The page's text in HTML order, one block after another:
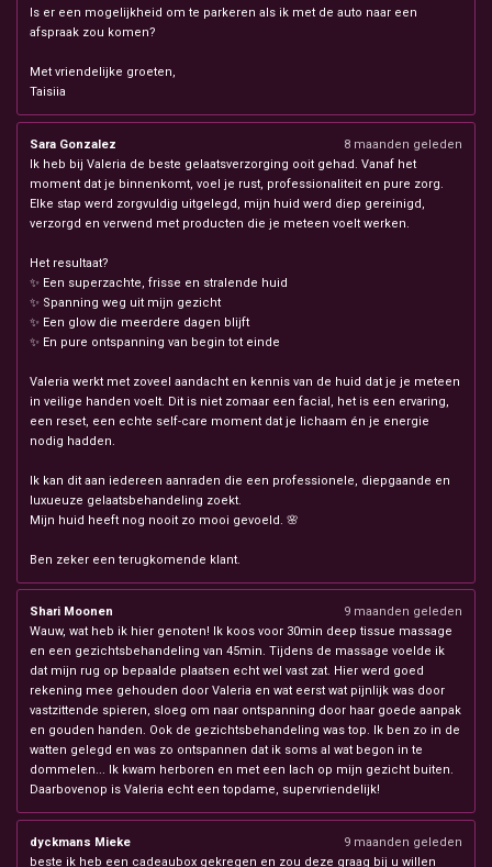
Is er een mogelijkheid om te parkeren als ik met de auto naar een
afspraak zou komen?
Met vriendelijke groeten,
Taisiia
Sara Gonzalez
8 maanden geleden
Ik heb bij Valeria de beste gelaatsverzorging ooit gehad. Vanaf het
moment dat je binnenkomt, voel je rust, professionaliteit en pure zorg.
Elke stap werd zorgvuldig uitgelegd, mijn huid werd diep gereinigd,
verzorgd en verwend met producten die je meteen voelt werken.
Het resultaat?
✨ Een superzachte, frisse en stralende huid
✨ Spanning weg uit mijn gezicht
✨ Een glow die meerdere dagen blijft
✨ En pure ontspanning van begin tot einde
Valeria werkt met zoveel aandacht en kennis van de huid dat je je meteen
in veilige handen voelt. Dit is niet zomaar een facial, het is een ervaring,
een reset, een echte self-care moment dat je lichaam én je energie
nodig hadden.
Ik kan dit aan iedereen aanraden die een professionele, diepgaande en
luxueuze gelaatsbehandeling zoekt.
Mijn huid heeft nog nooit zo mooi gevoeld. 🌸
Ben zeker een terugkomende klant.
Shari Moonen
9 maanden geleden
Wauw, wat heb ik hier genoten! Ik koos voor 30min deep tissue massage
en een gezichtsbehandeling van 45min. Tijdens de massage voelde ik
dat mijn rug op bepaalde plaatsen echt wel vast zat. Hier werd goed
rekening mee gehouden door Valeria en wat eerst wat pijnlijk was door
vastzittende spieren, sloeg om naar ontspanning door haar goede aanpak
en gouden handen. Ook de gezichtsbehandeling was top. Ik ben zo in de
watten gelegd en was zo ontspannen dat ik soms al wat begon in te
dommelen... Ik kwam herboren en met een lach op mijn gezicht buiten.
Daarbovenop is Valeria echt een topdame, supervriendelijk!
dyckmans Mieke
9 maanden geleden
beste ik heb een cadeaubox gekregen en zou deze graag bij u willen